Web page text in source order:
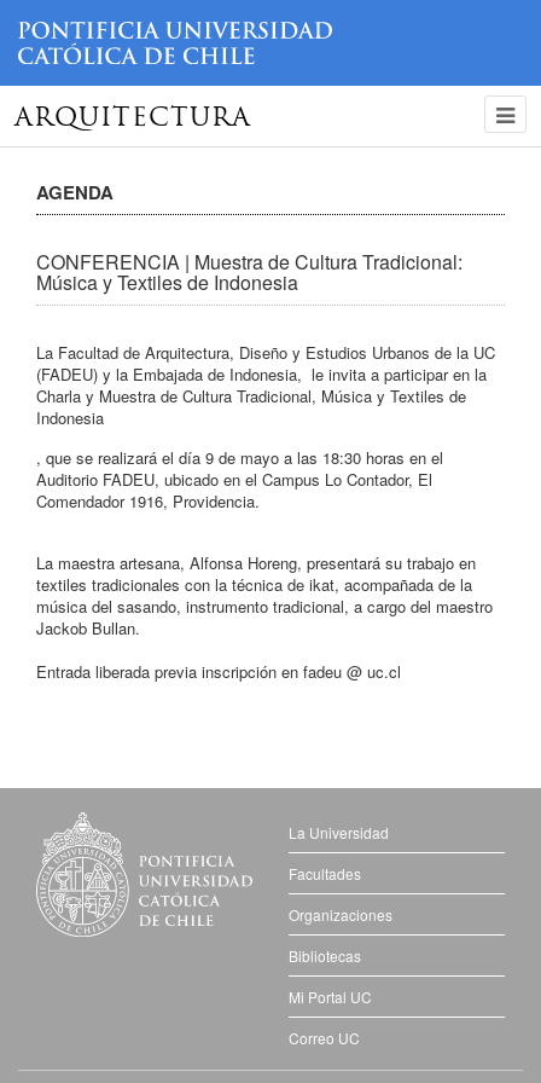
ARQUITECTURA
AGENDA
CONFERENCIA | Muestra de Cultura Tradicional:
Música y Textiles de Indonesia
La Facultad de Arquitectura, Diseño y Estudios Urbanos de la UC
(FADEU) y la Embajada de Indonesia, le invita a participar en la
Charla y Muestra de Cultura Tradicional, Música y Textiles de
Indonesia
, que se realizará el día 9 de mayo a las 18:30 horas en el
Auditorio FADEU, ubicado en el Campus Lo Contador, El
Comendador 1916, Providencia.
La maestra artesana, Alfonsa Horeng, presentará su trabajo en
textiles tradicionales con la técnica de ikat, acompañada de la
música del sasando, instrumento tradicional, a cargo del maestro
Jackob Bullan.
Entrada liberada previa inscripción en fadeu @ uc.cl
La Universidad
Facultades
Organizaciones
Bibliotecas
Mi Portal UC
Correo UC